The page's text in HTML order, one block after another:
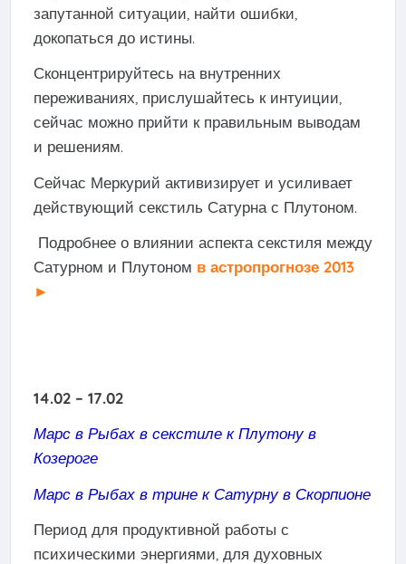
запутанной ситуации, найти ошибки,
докопаться до истины.
Сконцентрируйтесь на внутренних
переживаниях, прислушайтесь к интуиции,
сейчас можно прийти к правильным выводам
и решениям.
Сейчас Меркурий активизирует и усиливает
действующий секстиль Сатурна с Плутоном.
Подробнее о влиянии аспекта секстиля между
Сатурном и Плутоном в астропрогнозе 2013
►
14.02 – 17.02
Марс в Рыбах в секстиле к Плутону в
Козероге
Марс в Рыбах в трине к Сатурну в Скорпионе
Период для продуктивной работы с
психическими энергиями, для духовных